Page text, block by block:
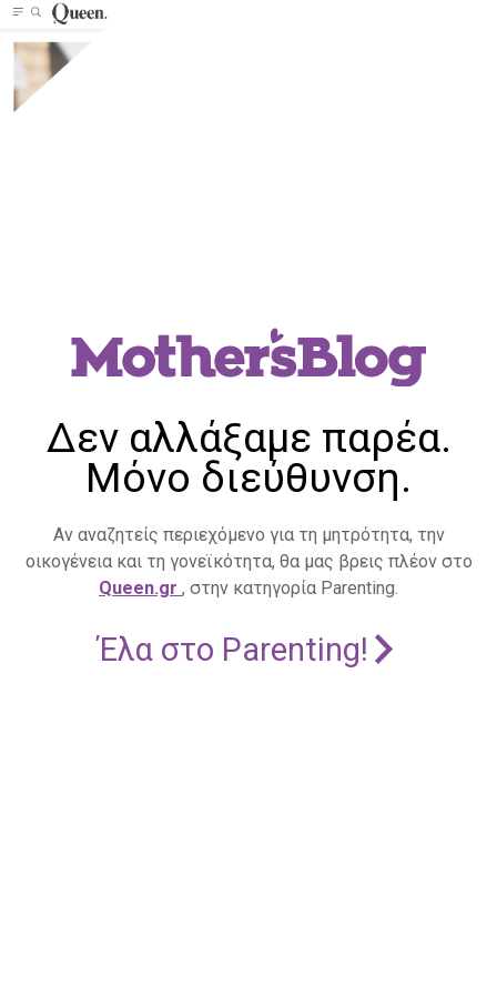
Δεν αλλάξαμε παρέα.
Μόνο διεύθυνση.
Αν αναζητείς περιεχόμενο για τη μητρότητα, την
οικογένεια και τη γονεϊκότητα, θα μας βρεις πλέον στο
Queen.gr , στην κατηγορία Parenting.
Έλα στο Parenting!